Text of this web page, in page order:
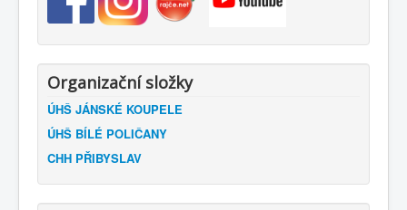
Organizační složky
ÚHŠ JÁNSKÉ KOUPELE
ÚHŠ BÍLÉ POLIČANY
CHH PŘIBYSLAV